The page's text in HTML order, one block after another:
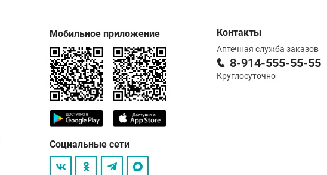
Мобильное приложение
Социальные сети
Контакты
Аптечная служба заказов
8-914-555-55-55
Круглосуточно